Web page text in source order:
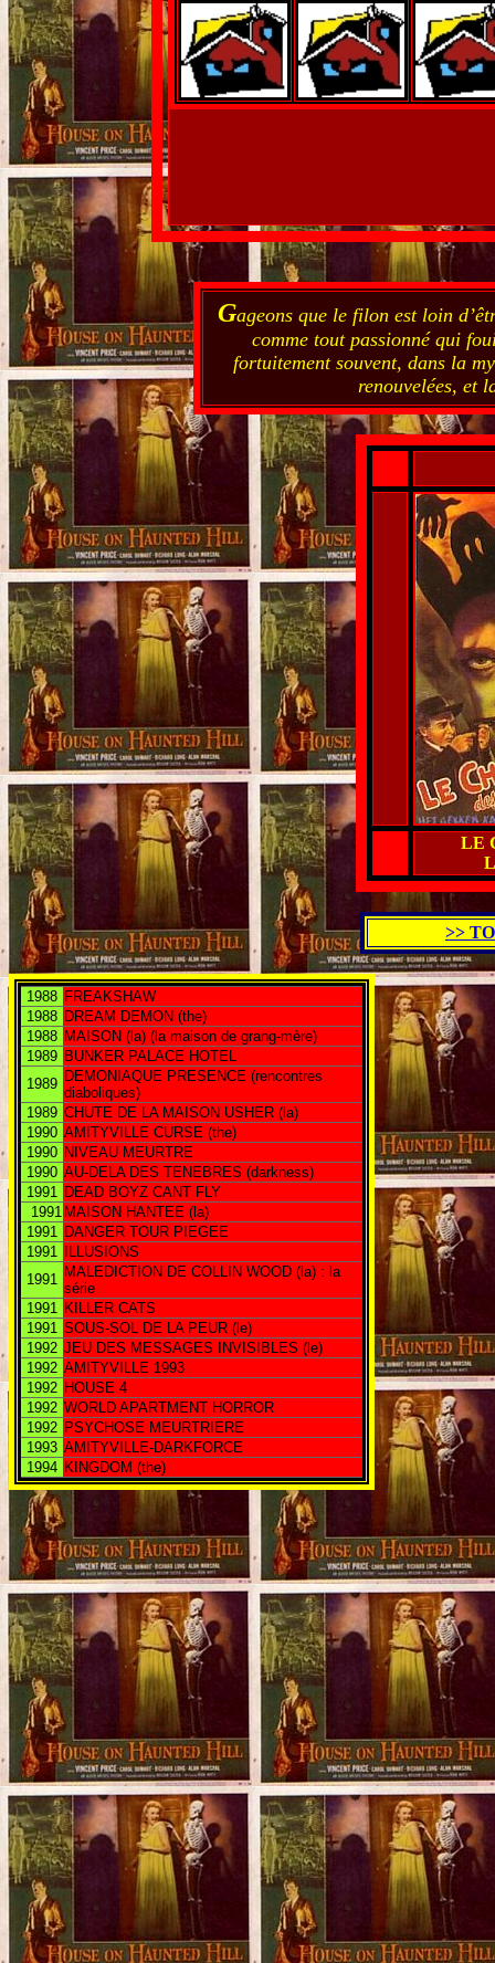
Gageons que le filon est loin
comme tout passionné qui
fortuitement souvent, dans la
renouvelées, et
LE
>>
1988 FREAKSHAW
1988 DREAM DEMON (the)
1988 MAISON (la) (la maison de grang-mère)
1989 BUNKER PALACE HOTEL
1989 DEMONIAQUE PRESENCE (rencontres
diaboliques)
1989 CHUTE DE LA MAISON USHER (la)
1990 AMITYVILLE CURSE (the)
1990 NIVEAU MEURTRE
1990 AU-DELA DES TENEBRES (darkness)
1991 DEAD BOYZ CANT FLY
1991 MAISON HANTEE (la)
1991 DANGER TOUR PIEGEE
1991
ILLUSIONS
1991 MALEDICTION DE COLLIN WOOD (la) : la
série
1991 KILLER CATS
1991 SOUS-SOL DE LA PEUR (le)
1992 JEU DES MESSAGES INVISIBLES (le)
1992 AMITYVILLE 1993
1992 HOUSE 4
1992 WORLD APARTMENT HORROR
1992 PSYCHOSE MEURTRIERE
1993 AMITYVILLE-DARKFORCE
1994 KINGDOM (the)